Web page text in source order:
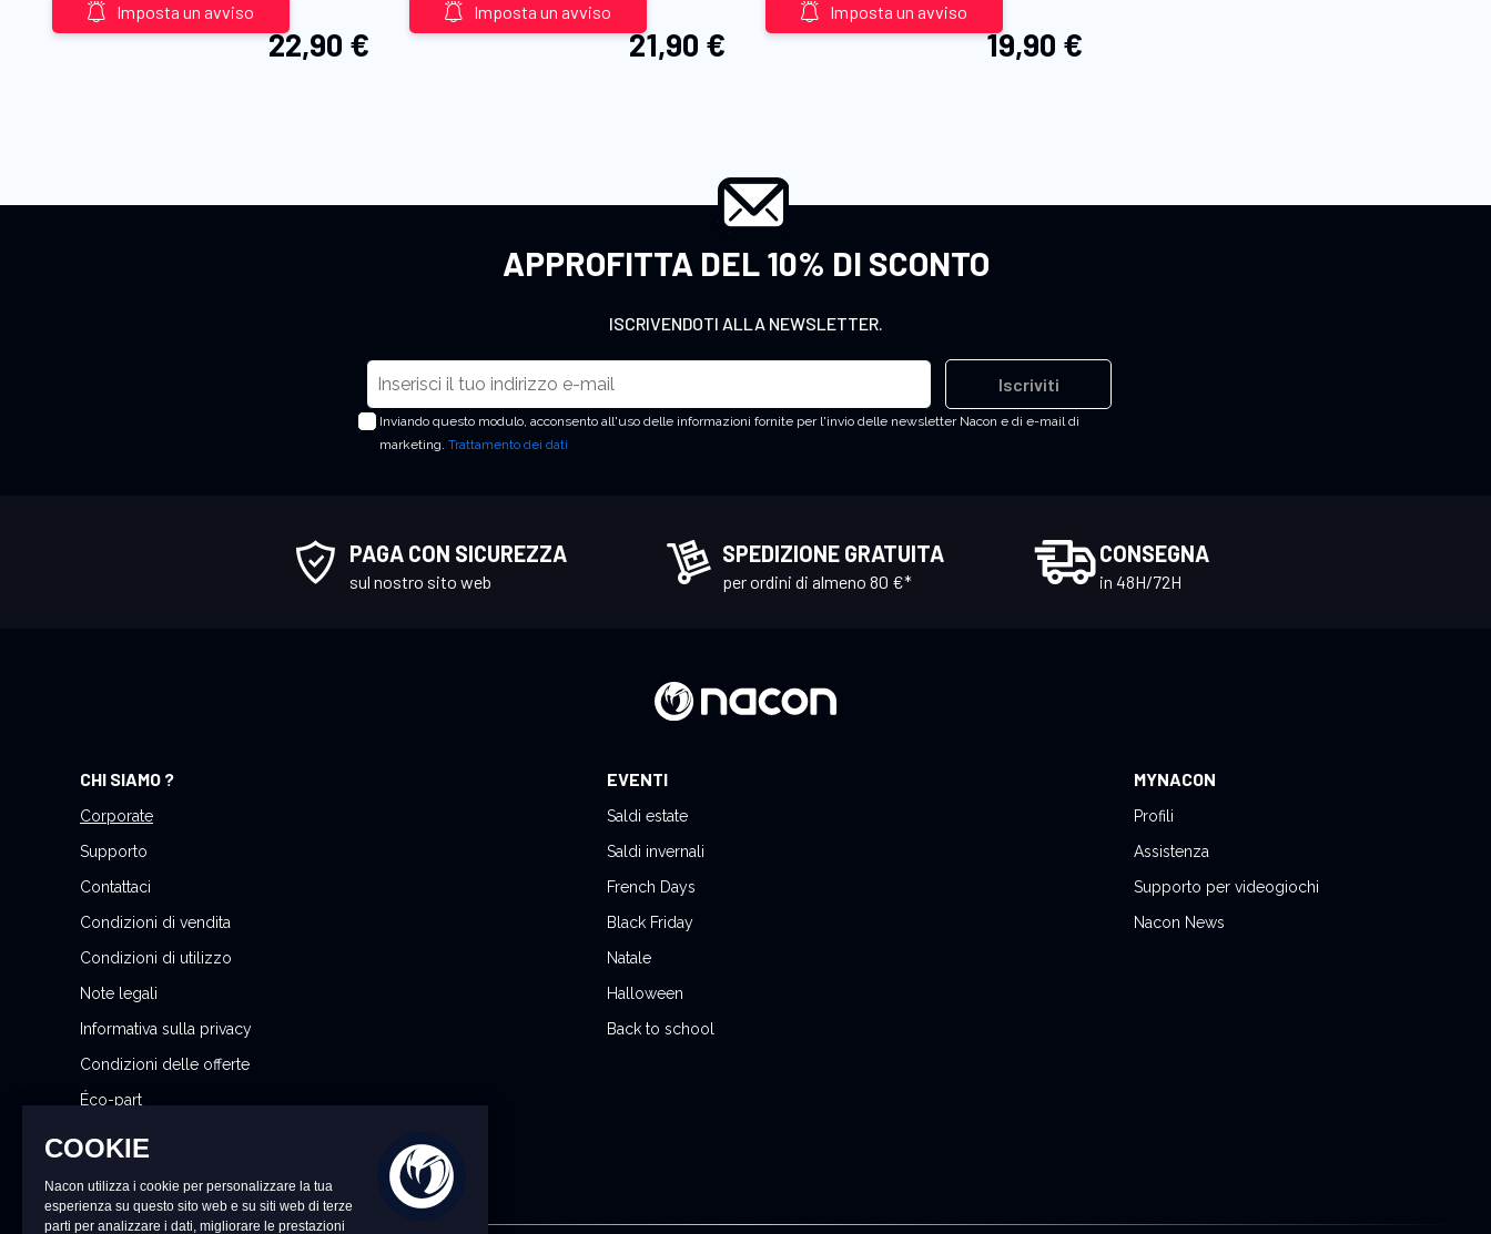
22,90 €
Imposta un avviso
21,90 €
Imposta un avviso
19,90 €
Imposta un avviso
APPROFITTA DEL 10% DI SCONTO
ISCRIVENDOTI ALLA NEWSLETTER.
s
c
t
i
Inviando questo modulo, acconsento all'uso delle informazioni fornite per l'invio delle newsletter Nacon e di e-mail di
marketing. Trattamento dei dati
Iscriviti
PAGA CON SICUREZZA
sul nostro sito web
SPEDIZIONE GRATUITA
per ordini di almeno 80 €*
CONSEGNA
in 48H/72H
CHI SIAMO ?
Corporate
Supporto
Contattaci
Condizioni di vendita
Condizioni di utilizzo
Note legali
Informativa sulla privacy
Condizioni delle offerte
Éco-part
Gestisci le mie preferenze sui cookie
EVENTI
Saldi estate
Saldi invernali
French Days
Black Friday
Natale
Halloween
Back to school
MYNACON
Profili
Assistenza
Supporto per videogiochi
Nacon News